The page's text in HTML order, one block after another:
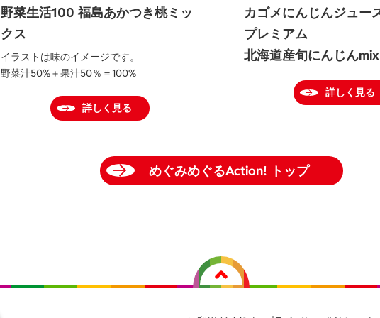
野菜生活100 福島あかつき桃ミッ
クス
イラストは味のイメージです。
野菜汁50%＋果汁50％＝100%
詳しく見る
カゴメにんじんジュー
プレミアム
北海道産旬にんじんmix
詳しく見る
めぐみめぐるAction! トップ